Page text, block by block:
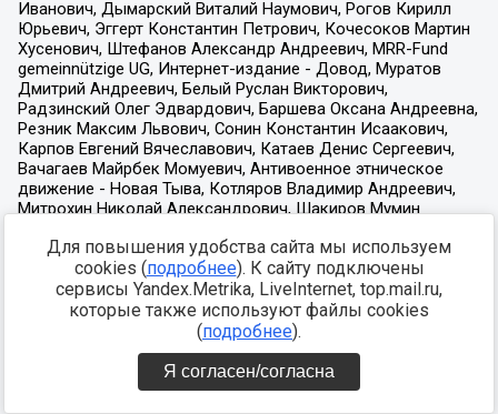
Для повышения удобства сайта мы используем
cookies (подробнее). К сайту подключены
сервисы Yandex.Metrika, LiveInternet, top.mail.ru,
которые также используют файлы cookies
(подробнее).
Я согласен/согласна